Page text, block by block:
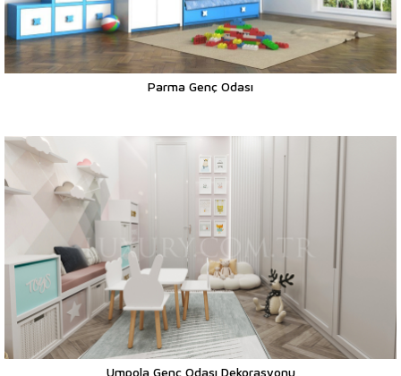
Parma Genç Odası
Umpola Genç Odası Dekorasyonu